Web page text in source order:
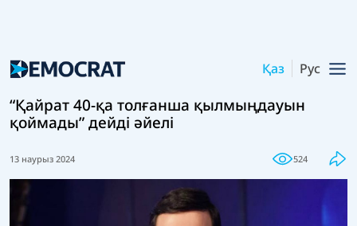
Қаз Рус
“Қайрат 40-қа толғанша қылмыңдауын
қоймады” дейді әйелі
13 наурыз 2024 524